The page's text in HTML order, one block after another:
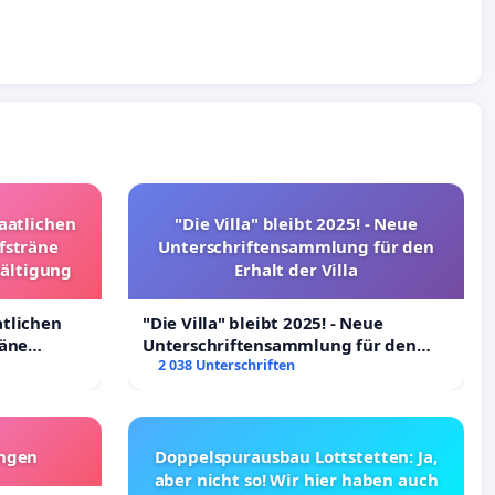
"Die Villa" bleibt 2025! - Neue
Unterschriftensammlung für den
Erhalt der Villa
"Die Villa" bleibt 2025! - Neue
Unterschriftensammlung für den
Erhalt der Villa
2 038 Unterschriften
Doppelspurausbau Lottstetten: Ja,
aber nicht so! Wir hier haben auch